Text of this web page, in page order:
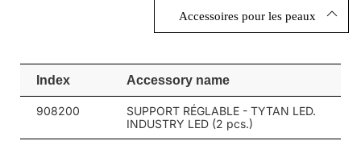
Accessoires pour les peaux
Index Accessory name
908200
SUPPORT RÉGLABLE - TYTAN LED.
INDUSTRY LED (2 pcs.)